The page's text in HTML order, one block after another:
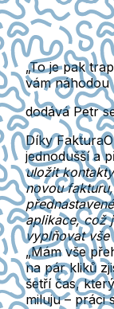
„To je pak
vám náhodou
dodává Petr
Díky
jednodušší a
uložit
novou
aplikace, což
vyplňovat vše
„Mám vše
na pár kliků
šetří čas,
miluju – práci